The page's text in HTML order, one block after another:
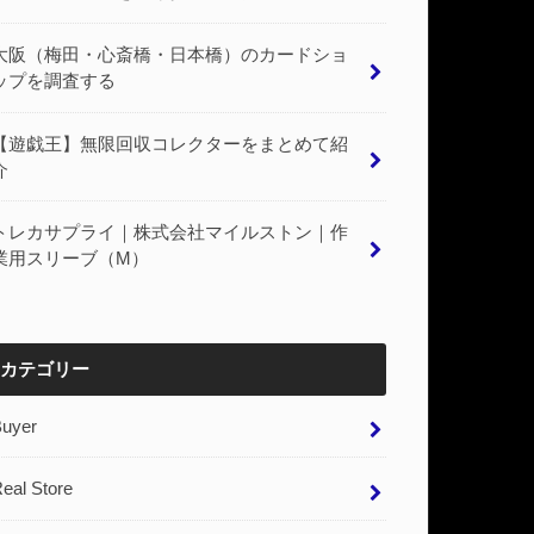
阪（梅田・心斎橋・日本橋）のカードショ
プを調査する
遊戯王】無限回収コレクターをまとめて紹
レカサプライ｜株式会社マイルストン｜作
用スリーブ（M）
カテゴリー
Store